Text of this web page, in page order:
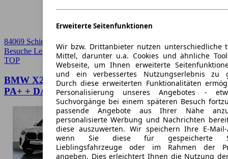
84069 Schierling
Besuche Leasingmarkt➚
TOP
BMW X2 xDrive20d M-SPORT + HUD + ACC+
PA+ + DA+ AHK
Erweiterte Seitenfunktionen
Wir bzw. Drittanbieter nutzen unterschiedliche
Mittel, darunter u.a. Cookies und ähnliche
Webseite, um Ihnen erweiterte
und ein verbessertes Nutzungserlebnis zu
Durch diese erweiterten Funktionalitäten
Personalisierung unseres Angebotes -
Suchvorgänge bei einem späteren Besuch
passende Angebote aus Ihrer Nähe
personalisierte Werbung und Nachrichten
diese auszuwerten. Wir speichern Ihre E-Mail-
wenn Sie diese für gespeicherte
Lieblingsfahrzeuge oder im Rahmen der
angeben. Dies erleichtert Ihnen die Nutzung